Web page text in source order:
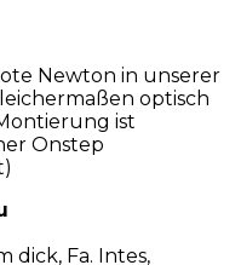
Newton in unserer
optisch
ist
Onstep
dick, Fa. Intes,